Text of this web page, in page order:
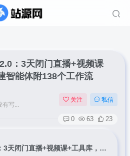
：3天闭门直播+视频课
智能体附138个工作流
写...
关注 私信
0 63 23
AI智能体创富训练营2.0：3天闭门直播+视频课+工具库，从0到1搭建智能体附138个工作流